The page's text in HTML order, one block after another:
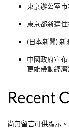
東京辦公室
東京都新建
(日本新聞)
中國政府宣
更能帶動經濟)
Recent
尚無留言可供顯示。